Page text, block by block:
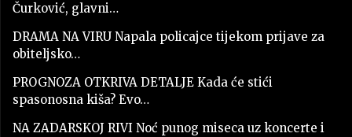
Čurković, glavni…
DRAMA NA VIRU Napala policajce tijekom prijave za
obiteljsko…
PROGNOZA OTKRIVA DETALJE Kada će stići
spasonosna kiša? Evo…
NA ZADARSKOJ RIVI Noć punog miseca uz koncerte i